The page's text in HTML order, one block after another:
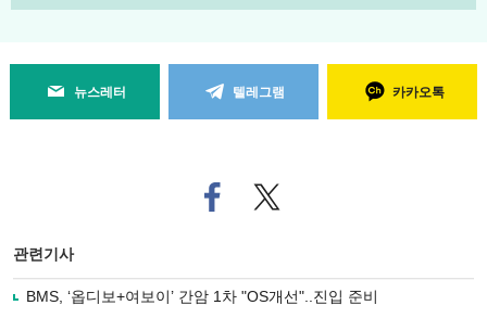
뉴스레터 텔레그램 카카오톡
페
이
로
기
트위
터로
관련기사
BMS, ‘옵디보+여보이’ 간암 1차 "OS개선"..진입 준비